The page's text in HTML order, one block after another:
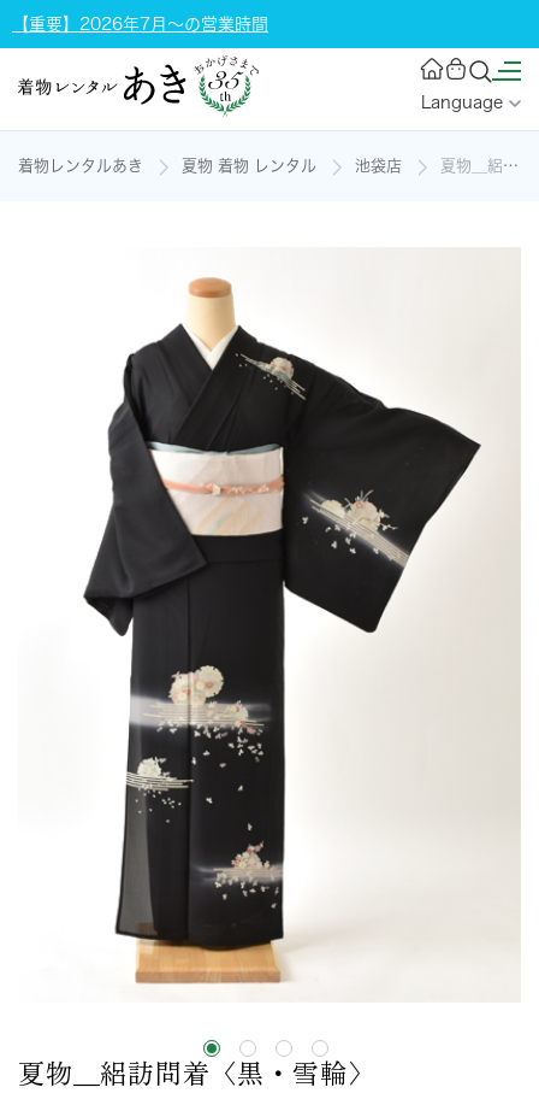
【重要】2026年7月～の営業時間
Language
着物レンタルあき 夏物 着物 レンタル 池袋店 夏物＿絽訪問着〈黒・雪輪〉の着物レンタル
夏物＿絽訪問着〈黒・雪輪〉